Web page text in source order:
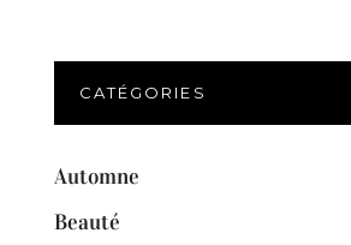
CATÉGORIES
Automne
Beauté